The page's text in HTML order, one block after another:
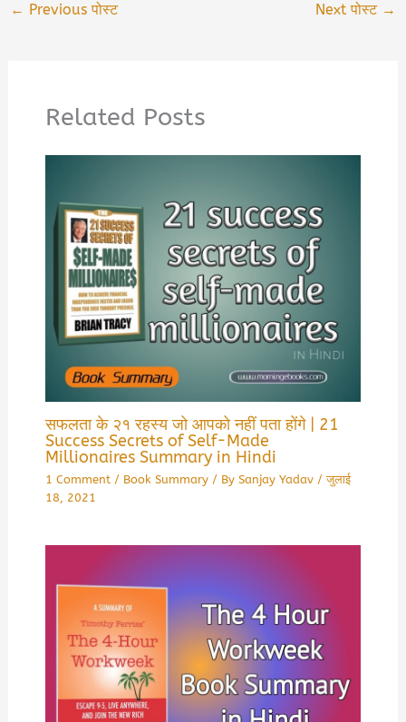
← Previous पोस्ट Next पोस्ट →
Related Posts
सफलता के २१ रहस्य जो आपको नहीं पता होंगे | 21
Success Secrets of Self-Made
Millionaires Summary in Hindi
1 Comment / Book Summary/ By Sanjay Yadav /जुलाई
18, 2021